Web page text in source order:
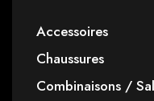
Accessoires
Chaussures
Combinaisons /